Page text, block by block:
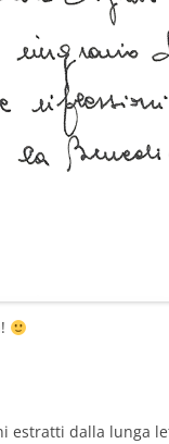
estratti dalla lunga